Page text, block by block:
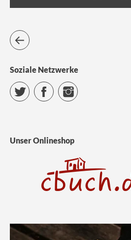
Soziale Netzwerke
Twitter FacebookInstagram
Unser Onlineshop